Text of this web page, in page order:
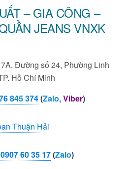
– GIA CÔNG –
JEANS VNXK
Đường số 24, Phường Linh
Hồ Chí Minh
845 374(Zalo,Viber)
0907 60 35 17(Zalo)